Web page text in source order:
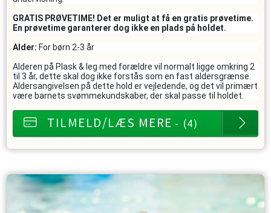
GRATIS PRØVETIME! Det er muligt at få en gratis prøvetime.
En prøvetime garanterer dog ikke en plads på holdet.
Alder: For børn 2-3 år
Alderen på Plask & leg med forældre vil normalt ligge omkring 2
til 3 år, dette skal dog ikke forstås som en fast aldersgrænse.
Aldersangivelsen på dette hold er vejledende, og det vil primært
være barnets svømmekundskaber, der skal passe til holdet.
TILMELD/LÆS MERE - (4)